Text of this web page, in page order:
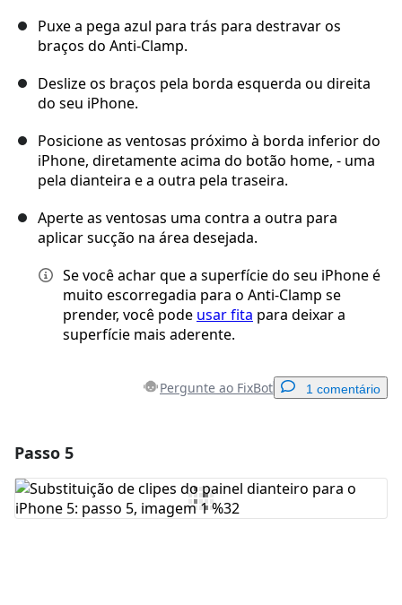
Puxe a pega azul para trás para destravar os
braços do Anti-Clamp.
Deslize os braços pela borda esquerda ou direita
do seu iPhone.
Posicione as ventosas próximo à borda inferior do
iPhone, diretamente acima do botão home, - uma
pela dianteira e a outra pela traseira.
Aperte as ventosas uma contra a outra para
aplicar sucção na área desejada.
Se você achar que a superfície do seu iPhone é
muito escorregadia para o Anti-Clamp se
prender, você pode usar fita para deixar a
superfície mais aderente.
Pergunte ao FixBot 1 comentário
Comentar
Passo 5